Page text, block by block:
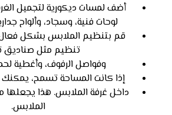
أضف لمسات ديكورية لتجميل
لوحات فنية، وسجاد، وألواح
قم بتنظيم الملابس بشكل
تنظيم مثل صناديق
وفواصل الرفوف، وأغطية
إذا كانت المساحة تسمح،
داخل غرفة الملابس. هذا يجعلها
الملابس.